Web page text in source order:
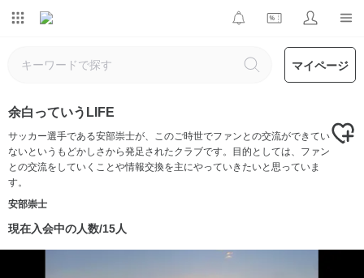
マイページ
余白っていうLIFE
サッカー選手である安部崇士が、このご時世でファンとの交流ができてい
ないというもどかしさから発足されたクラブです。目的としては、ファン
との交流をしていくことや情報交換を主にやっていきたいと思っていま
す。
安部崇士
現在入会中の人数/15人